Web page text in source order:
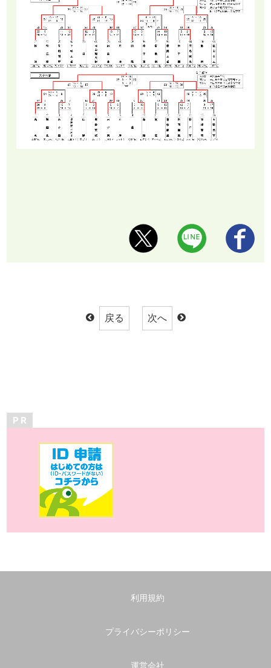
P R
利用規約
プライバシーポリシー
運営会社